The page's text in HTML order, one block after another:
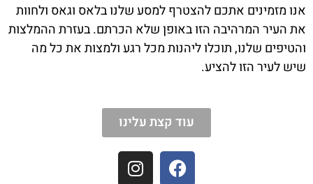
אנו מזמינים אתכם להצטרף למסע שלנו בלאס וגאס ולחוות
את העיר המרהיבה הזו באופן שלא הכרתם. בעזרת ההמלצות
והטיפים שלנו, תוכלו ליהנות מכל רגע ולמצות את כל מה
שיש לעיר הזו להציע.
עוד קצת עלינו